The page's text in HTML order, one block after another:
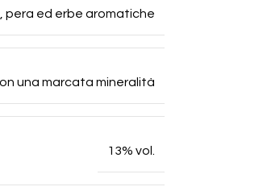
ed erbe aromatiche
una marcata mineralità
13% vol.